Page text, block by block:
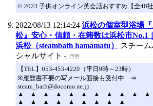
© 2023 子供オンライン英会話おすすめ【全40社
2022/08/13 12:14:24 浜松の個室型浴場
松』安心・信頼・在籍数は浜松市No.1
浜松（steambath hamamatu）
スチー
シャルサイト
【TEL】053-453-4220（平日9時～23時）
※履歴書不要の写メール面接も受付中 ⇒
steam_bath@docomo.ne.jp
▲ ▲ ▲ ▲ ▲ ▲ ▲ ▲ ▲ ▲
▲ ▲ ▲ ▲ ▲ ▲ ▲ ▲ ▲